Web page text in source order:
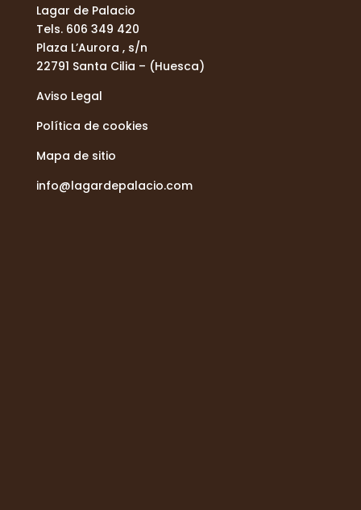
Lagar de Palacio
Tels. 606 349 420
Plaza L’Aurora , s/n
22791 Santa Cilia – (Huesca)
Aviso Legal
Política de cookies
Mapa de sitio
info@lagardepalacio.com